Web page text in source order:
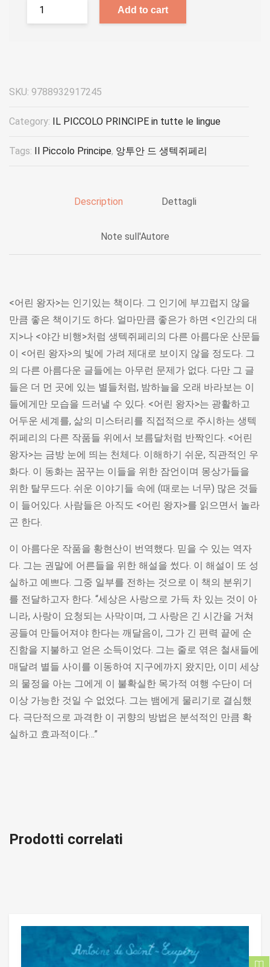
Add to cart
SKU: 9788932917245
Category: IL PICCOLO PRINCIPE in tutte le lingue
Tags: Il Piccolo Principe, 앙투안 드 생텍쥐페리
Description Dettagli
Note sull'Autore
<어린 왕자>는 인기있는 책이다. 그 인기에 부끄럽지 않을
만큼 좋은 책이기도 하다. 얼마만큼 좋은가 하면 <인간의 대
지>나 <야간 비행>처럼 생텍쥐페리의 다른 아름다운 산문들
이 <어린 왕자>의 빛에 가려 제대로 보이지 않을 정도다. 그
의 다른 아름다운 글들에는 아무런 문제가 없다. 다만 그 글
들은 더 먼 곳에 있는 별들처럼, 밤하늘을 오래 바라보는 이
들에게만 모습을 드러낼 수 있다. <어린 왕자>는 광활하고
어두운 세계를, 삶의 미스터리를 직접적으로 주시하는 생텍
쥐페리의 다른 작품들 위에서 보름달처럼 반짝인다. <어린
왕자>는 금방 눈에 띄는 천체다. 이해하기 쉬운, 직관적인 우
화다. 이 동화는 꿈꾸는 이들을 위한 잠언이며 몽상가들을
위한 탈무드다. 쉬운 이야기들 속에 (때로는 너무) 많은 것들
이 들어있다. 사람들은 아직도 <어린 왕자>를 읽으면서 놀라
곤 한다.
이 아름다운 작품을 황현산이 번역했다. 믿을 수 있는 역자
다. 그는 권말에 어른들을 위한 해설을 썼다. 이 해설이 또 성
실하고 예쁘다. 그중 일부를 전하는 것으로 이 책의 분위기
를 전달하고자 한다. “세상은 사랑으로 가득 차 있는 것이 아
니라, 사랑이 요청되는 사막이며, 그 사랑은 긴 시간을 거쳐
공들여 만들어져야 한다는 깨달음이, 그가 긴 편력 끝에 순
진함을 지불하고 얻은 소득이었다. 그는 줄로 엮은 철새들에
매달려 별들 사이를 이동하여 지구에까지 왔지만, 이미 세상
의 물정을 아는 그에게 이 불확실한 목가적 여행 수단이 더
이상 가능한 것일 수 없었다. 그는 뱀에게 물리기로 결심했
다. 극단적으로 과격한 이 귀향의 방법은 분석적인 만큼 확
실하고 효과적이다…”
Prodotti correlati